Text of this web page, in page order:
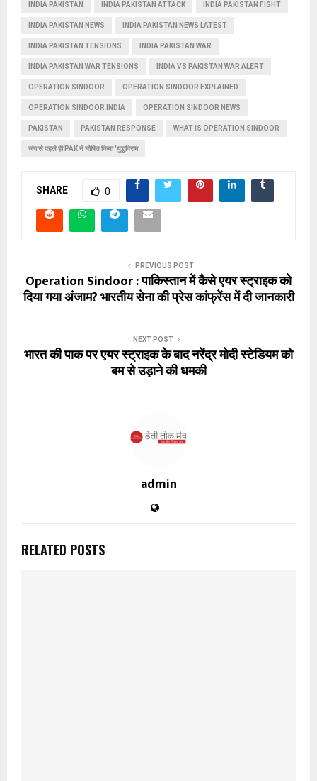
INDIA PAKISTAN INDIA PAKISTAN ATTACK INDIA PAKISTAN FIGHT
INDIA PAKISTAN NEWS INDIA PAKISTAN NEWS LATEST
INDIA PAKISTAN TENSIONS INDIA PAKISTAN WAR
INDIA PAKISTAN WAR TENSIONS INDIA VS PAKISTAN WAR ALERT
OPERATION SINDOOR OPERATION SINDOOR EXPLAINED
OPERATION SINDOOR INDIA OPERATION SINDOOR NEWS
PAKISTAN PAKISTAN RESPONSE WHAT IS OPERATION SINDOOR
जंग से पहले ही PAK ने घोषित किया 'युद्धविराम
SHARE 0
PREVIOUS POST
Operation Sindoor : पाकिस्तान में कैसे एयर स्ट्राइक को
दिया गया अंजाम? भारतीय सेना की प्रेस कांफ्रेंस में दी जानकारी
NEXT POST
भारत की पाक पर एयर स्ट्राइक के बाद नरेंद्र मोदी स्टेडियम को
बम से उड़ाने की धमकी
admin
RELATED POSTS